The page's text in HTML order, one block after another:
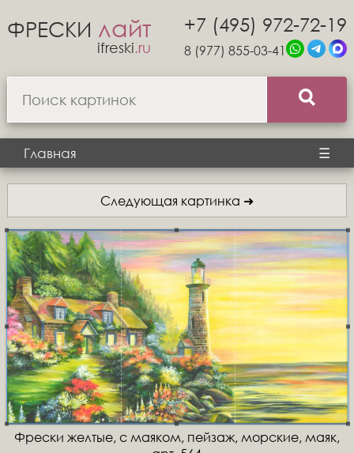
ФРЕСКИ лайт
ifreski.ru
+7 (495) 972-72-19
8 (977) 855-03-41
Главная ☰
Следующая картинка ➜
Фрески желтые, с маяком, пейзаж, морские, маяк,